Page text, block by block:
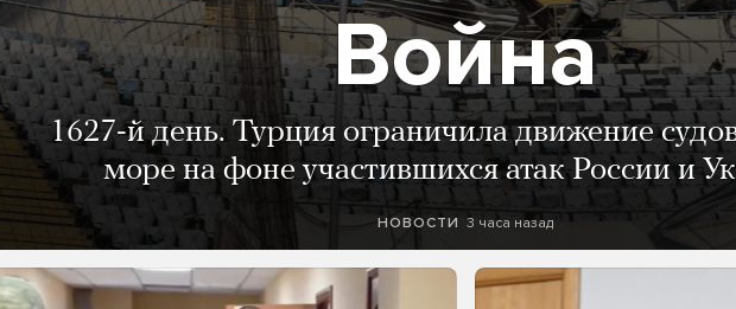
Война
1627-й день. Турция ограничила движение
море на фоне участившихся атак России и
НОВОСТИ 3 часа назад